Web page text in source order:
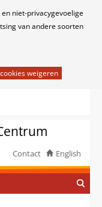
niet-privacygevoelige
van andere soorten
Contact English